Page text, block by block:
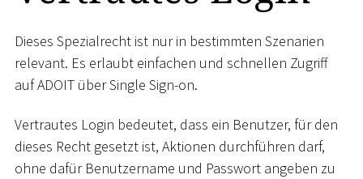
Dieses Spezialrecht ist nur in bestimmten Szenarien
relevant. Es erlaubt einfachen und schnellen Zugriff
auf ADOIT über Single Sign-on.
Vertrautes Login bedeutet, dass ein Benutzer, für den
dieses Recht gesetzt ist, Aktionen durchführen darf,
ohne dafür Benutzername und Passwort angeben zu